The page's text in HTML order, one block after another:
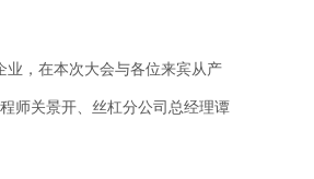
，在本次大会与各位来宾从产
师关景开、丝杠分公司总经理谭